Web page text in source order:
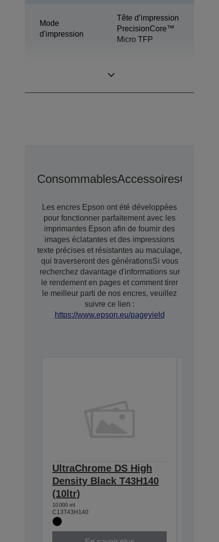
Mode
d'impression
Tête d’impression
PrecisionCore™
Micro TFP
ConsommablesAccessoires
Les encres Epson ont été développées
pour fonctionner parfaitement avec les
imprimantes Epson afin de fournir des
images éclatantes et des impressions
texte précises et résistantes au maculage,
qui traverseront des générationsSi vous
recherchez davantage d'informations sur
le rendement en pages et comment tirer
le meilleur parti de nos encres, veuillez
suivre ce lien :
https://www.epson.eu/pageyield
UltraChrome DS High
Density Black T43H140
(10ltr)
10 000 ml
C13T43H140